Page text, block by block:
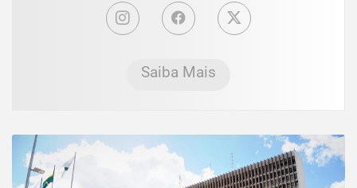
Saiba Mais